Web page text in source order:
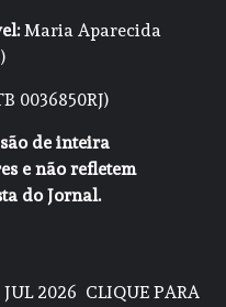
Maria Aparecida
0036850RJ)
de inteira
e não refletem
do Jornal.
2026 CLIQUE PARA